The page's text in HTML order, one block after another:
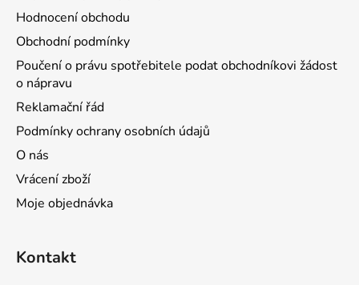
Hodnocení obchodu
Obchodní podmínky
Poučení o právu spotřebitele podat obchodníkovi žádost
o nápravu
Reklamační řád
Podmínky ochrany osobních údajů
O nás
Vrácení zboží
Moje objednávka
Kontakt